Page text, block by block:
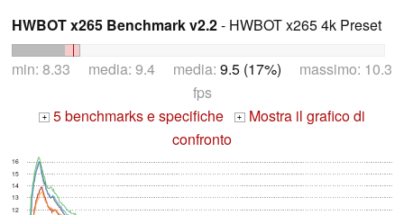
HWBOT x265 Benchmark v2.2- HWBOT x265 4k Preset
min: 8.33 media: 9.4 media: 9.5 (17%) massimo: 10.3
fps
+ 5 benchmarks e specifiche + Mostra il grafico di
confronto
12
13
14
15
16